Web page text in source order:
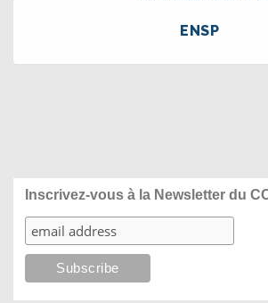
ENSP
Inscrivez-vous à la Newsletter du